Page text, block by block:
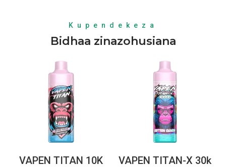
Kupendekeza
Bidhaa zinazohusiana
VAPEN TITAN 10K VAPEN TITAN-X 30k